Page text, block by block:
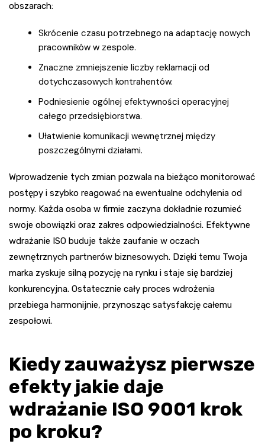
obszarach:
Skrócenie czasu potrzebnego na adaptację nowych
pracowników w zespole.
Znaczne zmniejszenie liczby reklamacji od
dotychczasowych kontrahentów.
Podniesienie ogólnej efektywności operacyjnej
całego przedsiębiorstwa.
Ułatwienie komunikacji wewnętrznej między
poszczególnymi działami.
Wprowadzenie tych zmian pozwala na bieżąco monitorować
postępy i szybko reagować na ewentualne odchylenia od
normy. Każda osoba w firmie zaczyna dokładnie rozumieć
swoje obowiązki oraz zakres odpowiedzialności. Efektywne
wdrażanie ISO buduje także zaufanie w oczach
zewnętrznych partnerów biznesowych. Dzięki temu Twoja
marka zyskuje silną pozycję na rynku i staje się bardziej
konkurencyjna. Ostatecznie cały proces wdrożenia
przebiega harmonijnie, przynosząc satysfakcję całemu
zespołowi.
Kiedy zauważysz pierwsze
efekty jakie daje
wdrażanie ISO 9001 krok
po kroku?